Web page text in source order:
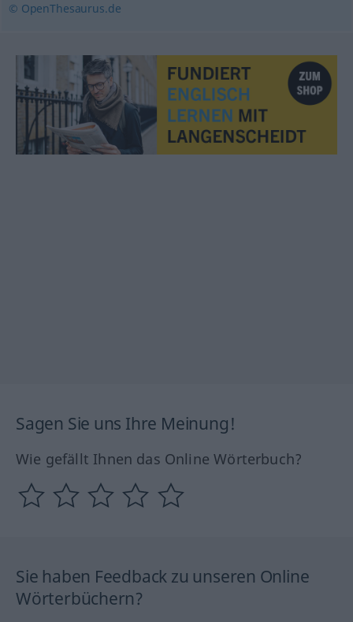
© OpenThesaurus.de
Sagen Sie uns Ihre Meinung!
Wie gefällt Ihnen das Online Wörterbuch?
Sie haben Feedback zu unseren Online
Wörterbüchern?